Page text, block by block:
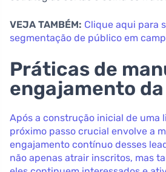
VEJA TAMBÉM: Clique aqui para
segmentação de público em
Práticas de
engajamento
Após a construção inicial de uma
próximo passo crucial envolve a
engajamento contínuo desses
não apenas atrair inscritos, mas